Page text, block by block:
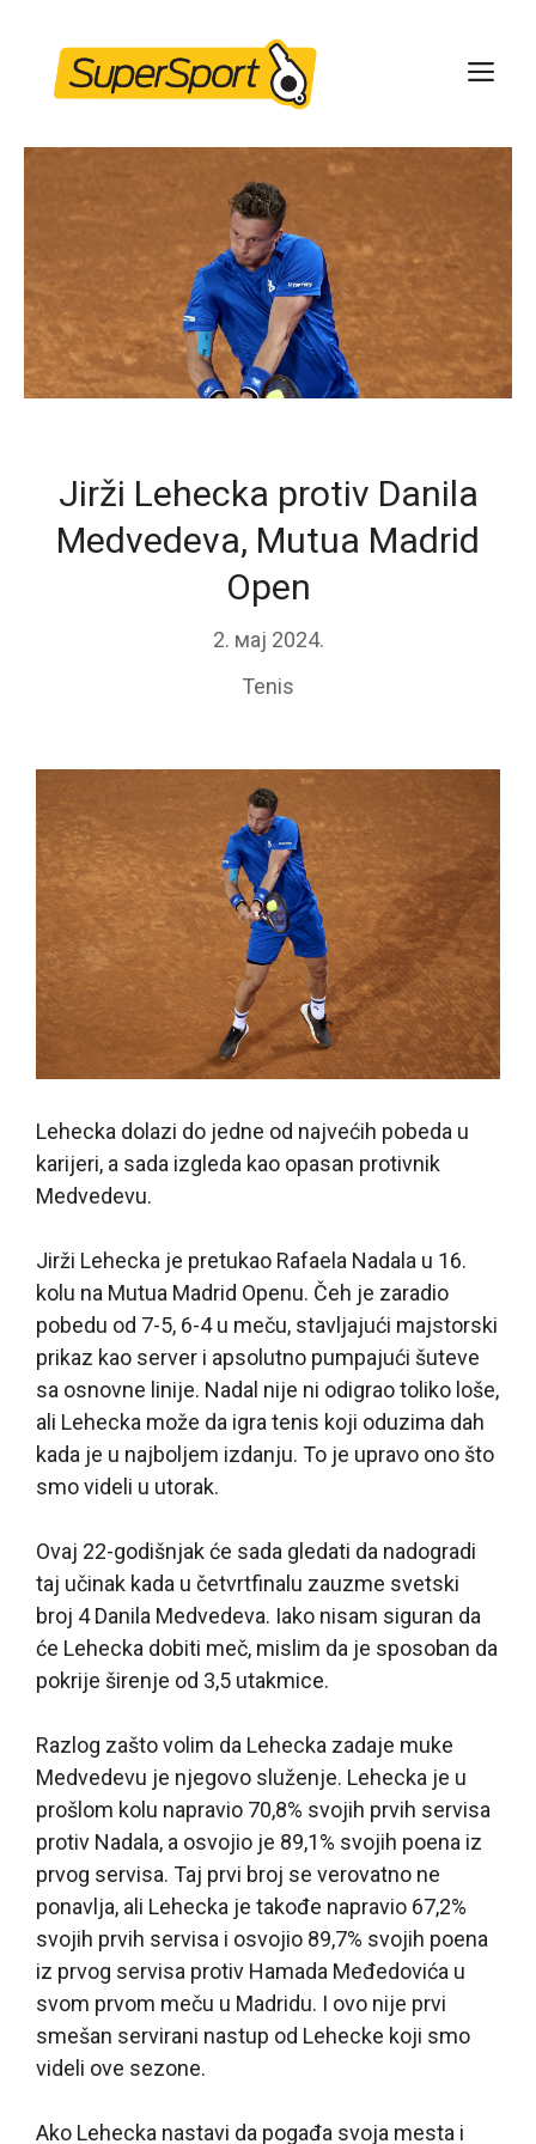
content
Jirži Lehecka protiv Danila
Medvedeva, Mutua Madrid
Open
2. мај 2024.
Tenis
Lehecka dolazi do jedne od najvećih pobeda u
karijeri, a sada izgleda kao opasan protivnik
Medvedevu.
Jirži Lehecka je pretukao Rafaela Nadala u 16.
kolu na Mutua Madrid Openu. Čeh je zaradio
pobedu od 7-5, 6-4 u meču, stavljajući majstorski
prikaz kao server i apsolutno pumpajući šuteve
sa osnovne linije. Nadal nije ni odigrao toliko loše,
ali Lehecka može da igra tenis koji oduzima dah
kada je u najboljem izdanju. To je upravo ono što
smo videli u utorak.
Ovaj 22-godišnjak će sada gledati da nadogradi
taj učinak kada u četvrtfinalu zauzme svetski
broj 4 Danila Medvedeva. Iako nisam siguran da
će Lehecka dobiti meč, mislim da je sposoban da
pokrije širenje od 3,5 utakmice.
Razlog zašto volim da Lehecka zadaje muke
Medvedevu je njegovo služenje. Lehecka je u
prošlom kolu napravio 70,8% svojih prvih servisa
protiv Nadala, a osvojio je 89,1% svojih poena iz
prvog servisa. Taj prvi broj se verovatno ne
ponavlja, ali Lehecka je takođe napravio 67,2%
svojih prvih servisa i osvojio 89,7% svojih poena
iz prvog servisa protiv Hamada Međedovića u
svom prvom meču u Madridu. I ovo nije prvi
smešan servirani nastup od Lehecke koji smo
videli ove sezone.
Ako Lehecka nastavi da pogađa svoja mesta i